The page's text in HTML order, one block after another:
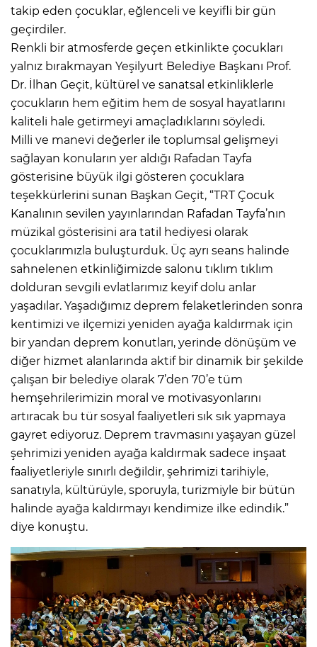
takip eden çocuklar, eğlenceli ve keyifli bir gün
geçirdiler.
Renkli bir atmosferde geçen etkinlikte çocukları
yalnız bırakmayan Yeşilyurt Belediye Başkanı Prof.
Dr. İlhan Geçit, kültürel ve sanatsal etkinliklerle
çocukların hem eğitim hem de sosyal hayatlarını
kaliteli hale getirmeyi amaçladıklarını söyledi.
Milli ve manevi değerler ile toplumsal gelişmeyi
sağlayan konuların yer aldığı Rafadan Tayfa
gösterisine büyük ilgi gösteren çocuklara
teşekkürlerini sunan Başkan Geçit, “TRT Çocuk
Kanalının sevilen yayınlarından Rafadan Tayfa’nın
müzikal gösterisini ara tatil hediyesi olarak
çocuklarımızla buluşturduk. Üç ayrı seans halinde
sahnelenen etkinliğimizde salonu tıklım tıklım
dolduran sevgili evlatlarımız keyif dolu anlar
yaşadılar. Yaşadığımız deprem felaketlerinden sonra
kentimizi ve ilçemizi yeniden ayağa kaldırmak için
bir yandan deprem konutları, yerinde dönüşüm ve
diğer hizmet alanlarında aktif bir dinamik bir şekilde
çalışan bir belediye olarak 7’den 70’e tüm
hemşehrilerimizin moral ve motivasyonlarını
artıracak bu tür sosyal faaliyetleri sık sık yapmaya
gayret ediyoruz. Deprem travmasını yaşayan güzel
şehrimizi yeniden ayağa kaldırmak sadece inşaat
faaliyetleriyle sınırlı değildir, şehrimizi tarihiyle,
sanatıyla, kültürüyle, sporuyla, turizmiyle bir bütün
halinde ayağa kaldırmayı kendimize ilke edindik.”
diye konuştu.